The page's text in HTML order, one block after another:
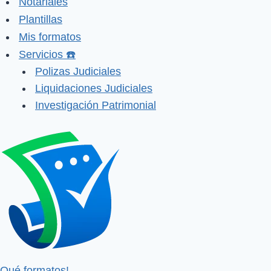
Plantillas
Mis formatos
Servicios ☎️
Polizas Judiciales
Liquidaciones Judiciales
Investigación Patrimonial